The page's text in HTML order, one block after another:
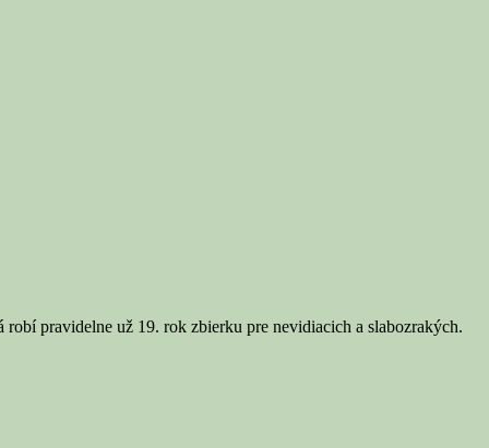
pravidelne už 19. rok zbierku pre nevidiacich a slabozrakých.